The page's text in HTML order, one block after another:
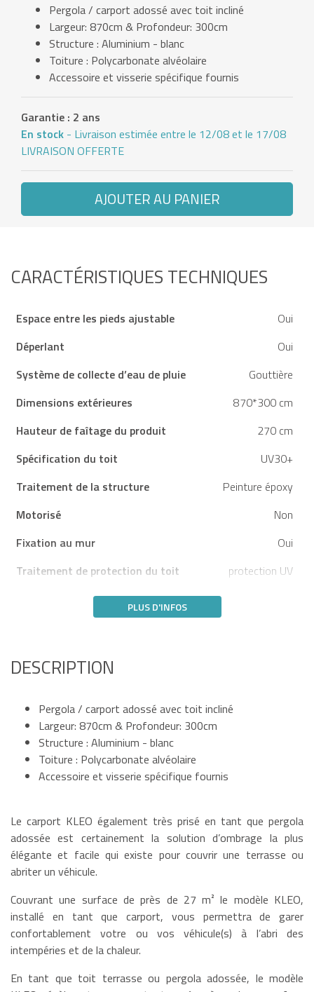
Pergola / carport adossé avec toit incliné
Largeur: 870cm & Profondeur: 300cm
Structure : Aluminium - blanc
Toiture : Polycarbonate alvéolaire
Accessoire et visserie spécifique fournis
Garantie : 2 ans
En stock - Livraison estimée entre le 12/08 et le 17/08
LIVRAISON OFFERTE
AJOUTER AU PANIER
CARACTÉRISTIQUES TECHNIQUES
Espace entre les pieds ajustable
Oui
Déperlant
Oui
Système de collecte d’eau de pluie
Gouttière
Dimensions extérieures
870*300 cm
Hauteur de faîtage du produit
270 cm
Spécification du toit
UV30+
Traitement de la structure
Peinture époxy
Motorisé
Non
Fixation au mur
Oui
Traitement de protection du toit
protection UV
PLUS D'INFOS
DESCRIPTION
Pergola / carport adossé avec toit incliné
Largeur: 870cm & Profondeur: 300cm
Structure : Aluminium - blanc
Toiture : Polycarbonate alvéolaire
Accessoire et visserie spécifique fournis
Le carport KLEO également très prisé en tant que pergola
adossée est certainement la solution d’ombrage la plus
élégante et facile qui existe pour couvrir une terrasse ou
abriter un véhicule.
Couvrant une surface de près de 27 m² le modèle KLEO,
installé en tant que carport, vous permettra de garer
confortablement votre ou vos véhicule(s) à l’abri des
intempéries et de la chaleur.
En tant que toit terrasse ou pergola adossée, le modèle